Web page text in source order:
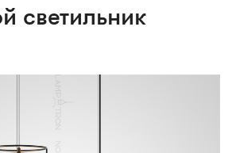
светильник